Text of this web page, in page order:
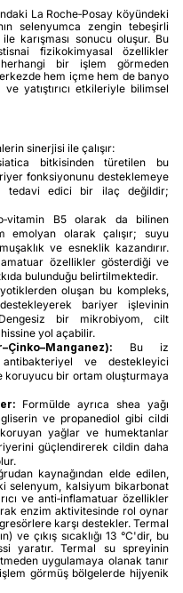
La Roche‑Posay köyündeki
selenyumca zengin tebeşirli
karışması sonucu oluşur. Bu
fizikokimyasal özellikler
herhangi bir işlem görmeden
hem içme hem de banyo
yatıştırıcı etkileriyle bilimsel
sinerjisi ile çalışır:
bitkisinden türetilen bu
fonksiyonunu desteklemeye
tedavi edici bir ilaç değildir;
B5 olarak da bilinen
emolyan olarak çalışır; suyu
ve esneklik kazandırır.
özellikler gösterdiği ve
bulunduğu belirtilmektedir.
oluşan bu kompleks,
bariyer işlevinin
bir mikrobiyom, cilt
yol açabilir.
Bu iz
ve destekleyici
bir ortam oluşturmaya
Formülde ayrıca shea yağı
ve propanediol gibi cildi
yağlar ve humektanlar
güçlendirerek cildin daha
kaynağından elde edilen,
selenyum, kalsiyum bikarbonat
ve anti‑inflamatuar özellikler
enzim aktivitesinde rol oynar
karşı destekler. Termal
ve çıkış sıcaklığı 13 °C'dir, bu
yaratır. Termal su spreyinin
uygulamaya olanak tanır
görmüş bölgelerde hijyenik